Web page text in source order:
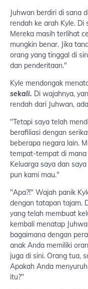
Juhwan berdiri di sana
rendah ke arah Kyle. Di
Mereka masih terlihat
mungkin benar. Jika
orang yang tinggal di
dan penderitaan."
Kyle mendongak
sekali. Di wajahnya,
rendah dari Juhwan,
"Tetapi saya telah
berafiliasi dengan
beberapa negara lain.
tempat-tempat di
Keluarga saya dan
pun kami mau."
"Apa?!" Wajah panik
dengan tatapan tajam.
yang telah membuat
kembali menatap
bagaimana dengan
anak Anda memiliki
juga di sini. Orang tua,
Apakah Anda
itu?"